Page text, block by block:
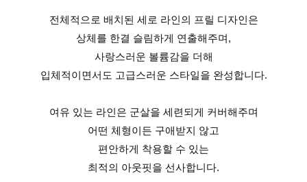
전체적으로 배치된 세로 라인의 프릴 디자인은
상체를 한결 슬림하게 연출해주며,
사랑스러운 볼륨감을 더해
입체적이면서도 고급스러운 스타일을 완성합니다.
여유 있는 라인은 군살을 세련되게 커버해주며
어떤 체형이든 구애받지 않고
편안하게 착용할 수 있는
최적의 아웃핏을 선사합니다.